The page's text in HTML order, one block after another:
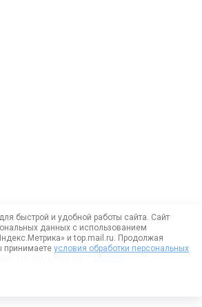
быстрой и удобной работы сайта. Сайт
данных с использованием
и top.mail.ru. Продолжая
принимаете условия обработки персональных